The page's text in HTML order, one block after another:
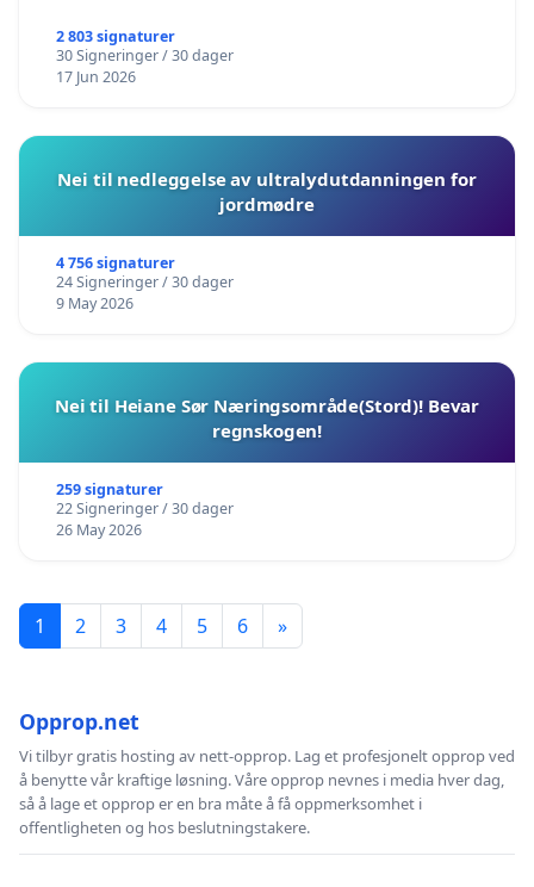
2 803 signaturer
30 Signeringer / 30 dager
17 Jun 2026
Nei til nedleggelse av ultralydutdanningen for
jordmødre
4 756 signaturer
24 Signeringer / 30 dager
9 May 2026
Nei til Heiane Sør Næringsområde(Stord)! Bevar
regnskogen!
259 signaturer
22 Signeringer / 30 dager
26 May 2026
1 2 3 4 5 6 »
Opprop.net
Vi tilbyr gratis hosting av nett-opprop. Lag et profesjonelt opprop ved
å benytte vår kraftige løsning. Våre opprop nevnes i media hver dag,
så å lage et opprop er en bra måte å få oppmerksomhet i
offentligheten og hos beslutningstakere.